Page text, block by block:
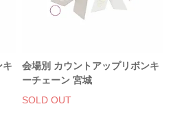
キ
会場別 カウントアップリボンキ
ーチェーン 宮城
SOLD OUT